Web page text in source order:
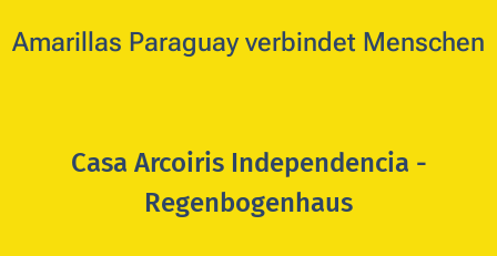
Amarillas Paraguay verbindet Menschen
Casa Arcoiris Independencia -
Regenbogenhaus